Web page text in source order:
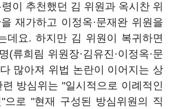
이 추천했던 김 위원과 옥시찬 위
재가하고 이정옥·문재완 위원을
데요. 하지만 김 위원이 복귀하면
명(류희림 위원장·김유진·이정옥·문
많아져 위법 논란이 이어지는 상
련 방심위는 "일시적으로 이례적인
으로 "현재 구성된 방심위원의 직